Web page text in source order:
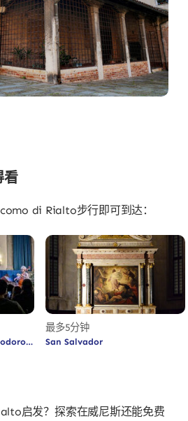
看
di Rialto步行即可到达：
最多5分钟
San Salvador
启发？探索在威尼斯还能免费